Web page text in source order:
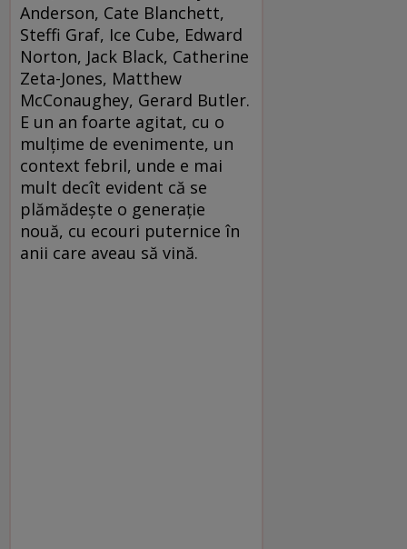
Anderson, Cate Blanchett,
Steffi Graf, Ice Cube, Edward
Norton, Jack Black, Catherine
Zeta-Jones, Matthew
McConaughey, Gerard Butler.
E un an foarte agitat, cu o
mulțime de evenimente, un
context febril, unde e mai
mult decît evident că se
plămădește o generație
nouă, cu ecouri puternice în
anii care aveau să vină.